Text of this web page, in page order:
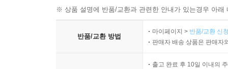
※ 상품 설명에 반품/교환과 관련한 안내가 있는경우 아
반품/교환 방법
마이페이지 > 반품/교환 신
판매자 배송 상품은 판매자
출고 완료 후 10일 이내의